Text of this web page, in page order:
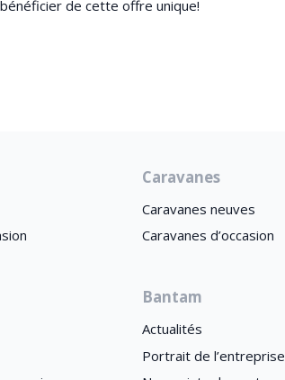
de cette offre unique!
Caravanes
Caravanes neuves
Caravanes d’occasion
Bantam
Actualités
Portrait de l’entreprise